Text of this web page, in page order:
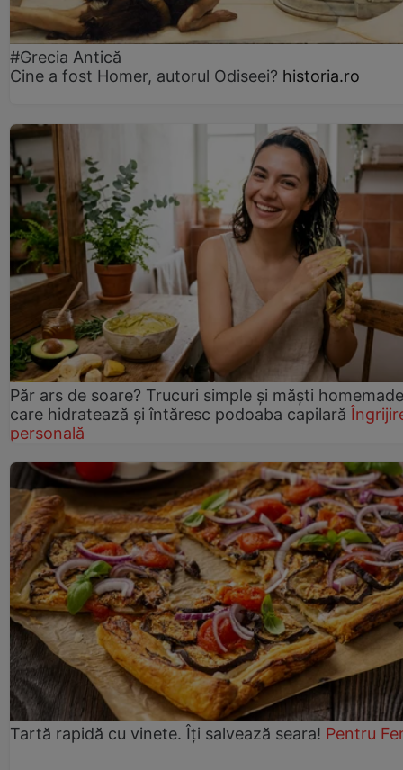
#Grecia Antică
Cine a fost Homer, autorul Odiseei? historia.ro
Păr ars de soare? Trucuri simple și măști homemade
care hidratează și întăresc podoaba capilară
personală
Tartă rapidă cu vinete. Îți salvează seara! Pentru